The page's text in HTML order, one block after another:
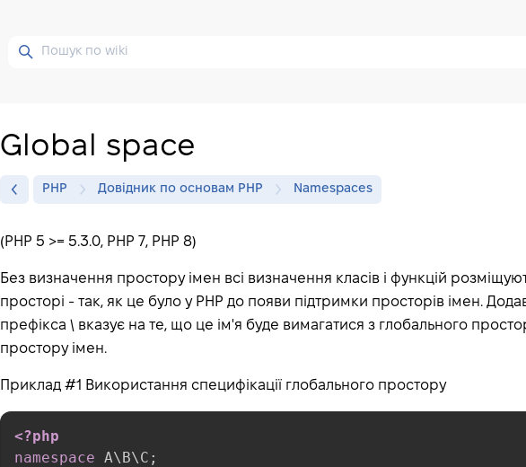
Global space
PHP Довідник по основам PHP Namespaces
(PHP 5 >= 5.3.0, PHP 7, PHP 8)
Без визначення простору імен всі визначення класів і функцій
просторі - так, як це було у PHP до появи підтримки просторів імен.
префікса \ вказує на те, що це ім'я буде вимагатися з глобального
простору імен.
Приклад #1 Використання специфікації глобального простору
<?php
namespace A\B\C ;